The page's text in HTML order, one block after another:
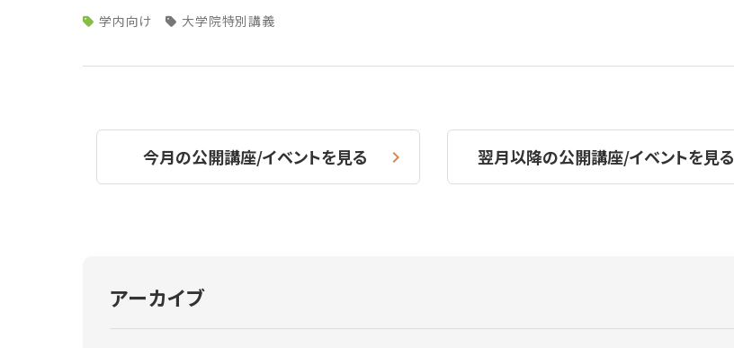
学内向け 大学院特別講義
今月の公開講座/イベントを見る 翌月以降の公開講座/イベントを見る
アーカイブ